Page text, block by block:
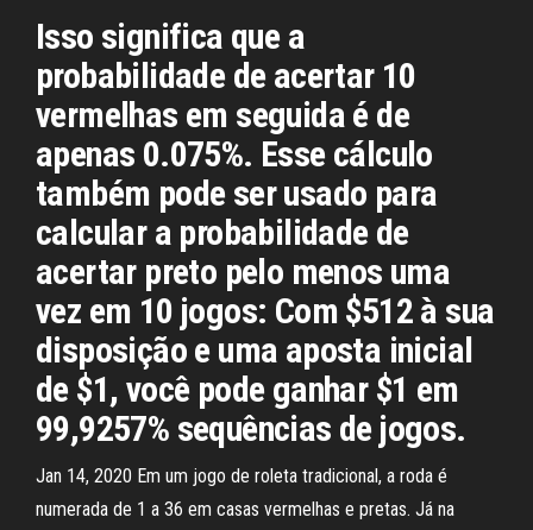
Isso significa que a
probabilidade de acertar 10
vermelhas em seguida é de
apenas 0.075%. Esse cálculo
também pode ser usado para
calcular a probabilidade de
acertar preto pelo menos uma
vez em 10 jogos: Com $512 à sua
disposição e uma aposta inicial
de $1, você pode ganhar $1 em
99,9257% sequências de jogos.
Jan 14, 2020 Em um jogo de roleta tradicional, a roda é
numerada de 1 a 36 em casas vermelhas e pretas. Já na